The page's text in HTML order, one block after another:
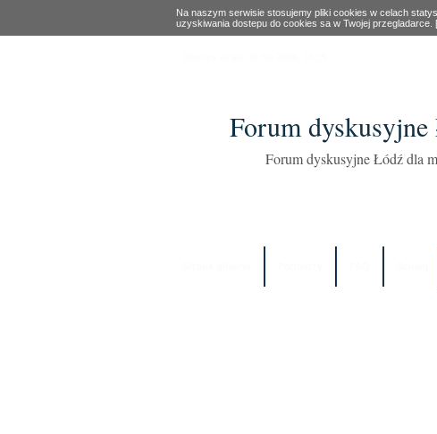
Na naszym serwisie stosujemy pliki cookies w celach
uzyskiwania dostepu do cookies sa w Twojej przegladarce.
Forum
Forum dyskusyjne Łódź dla